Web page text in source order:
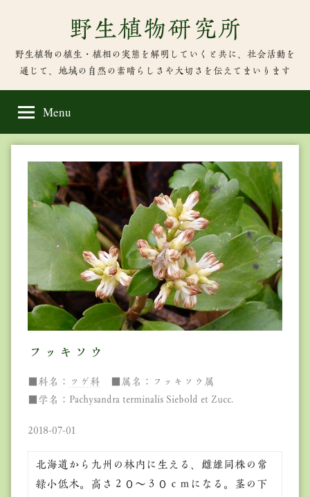
content
野生植物研究所
野生植物の植生・植相の実態を解明していくと共に、社会活動を
通じて、地域の自然の素晴らしさや大切さを伝えてまいります
Menu
フッキソウ
■科名： ツゲ科 ■属名：フッキソウ属
■学名：Pachysandra terminalis Siebold et Zucc.
2018-07-01
北海道から九州の林内に生える、雌雄同株の常
緑小低木。高さ２０～３０ｃｍになる。茎の下